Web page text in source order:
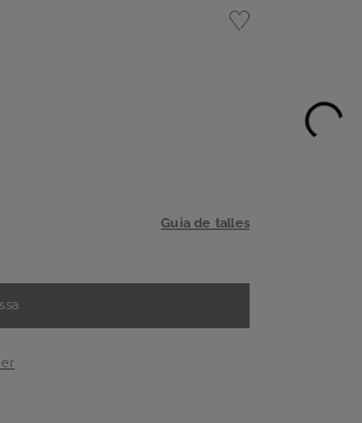
Guia de talles